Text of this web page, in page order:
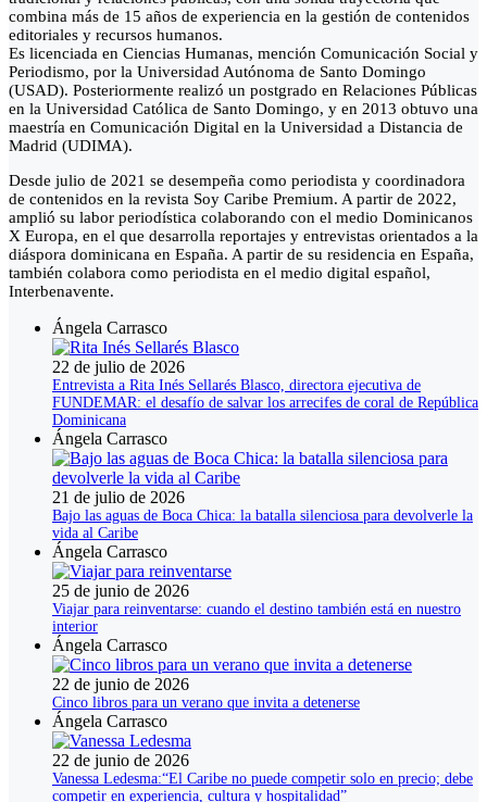
combina más de 15 años de experiencia en la gestión de contenidos
editoriales y recursos humanos.
Es licenciada en Ciencias Humanas, mención Comunicación Social y
Periodismo, por la Universidad Autónoma de Santo Domingo
(USAD). Posteriormente realizó un postgrado en Relaciones Públicas
en la Universidad Católica de Santo Domingo, y en 2013 obtuvo una
maestría en Comunicación Digital en la Universidad a Distancia de
Madrid (UDIMA).
Desde julio de 2021 se desempeña como periodista y coordinadora
de contenidos en la revista Soy Caribe Premium. A partir de 2022,
amplió su labor periodística colaborando con el medio Dominicanos
X Europa, en el que desarrolla reportajes y entrevistas orientados a la
diáspora dominicana en España. A partir de su residencia en España,
también colabora como periodista en el medio digital español,
Interbenavente.
Ángela Carrasco
22 de julio de 2026
Entrevista a Rita Inés Sellarés Blasco, directora ejecutiva de
FUNDEMAR: el desafío de salvar los arrecifes de coral de República
Dominicana
Ángela Carrasco
21 de julio de 2026
Bajo las aguas de Boca Chica: la batalla silenciosa para devolverle la
vida al Caribe
Ángela Carrasco
25 de junio de 2026
Viajar para reinventarse: cuando el destino también está en nuestro
interior
Ángela Carrasco
22 de junio de 2026
Cinco libros para un verano que invita a detenerse
Ángela Carrasco
22 de junio de 2026
Vanessa Ledesma:“El Caribe no puede competir solo en precio; debe
competir en experiencia, cultura y hospitalidad”